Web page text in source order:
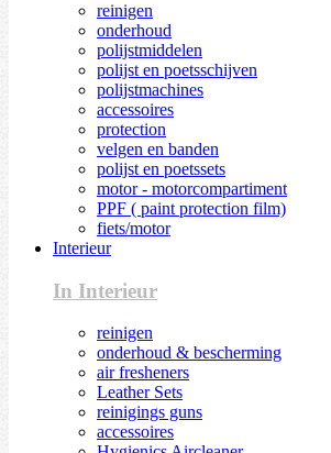
reinigen
onderhoud
polijstmiddelen
polijst en poetsschijven
polijstmachines
accessoires
protection
velgen en banden
polijst en poetssets
motor - motorcompartiment
PPF ( paint protection film)
fiets/motor
Interieur
In Interieur
reinigen
onderhoud & bescherming
air fresheners
Leather Sets
reinigings guns
accessoires